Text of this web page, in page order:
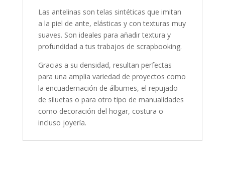
Las antelinas son telas sintéticas que imitan
a la piel de ante, elásticas y con texturas muy
suaves. Son ideales para añadir textura y
profundidad a tus trabajos de scrapbooking.
Gracias a su densidad, resultan perfectas
para una amplia variedad de proyectos como
la encuadernación de álbumes, el repujado
de siluetas o para otro tipo de manualidades
como decoración del hogar, costura o
incluso joyería.